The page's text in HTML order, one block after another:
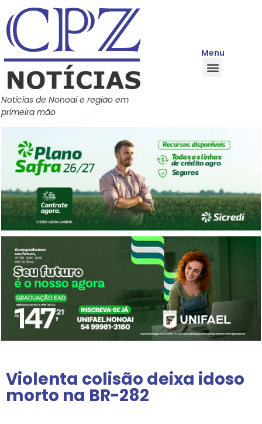
Notícias de Nonoai e região em
primeira mão
Menu
Violenta colisão deixa idoso
morto na BR-282